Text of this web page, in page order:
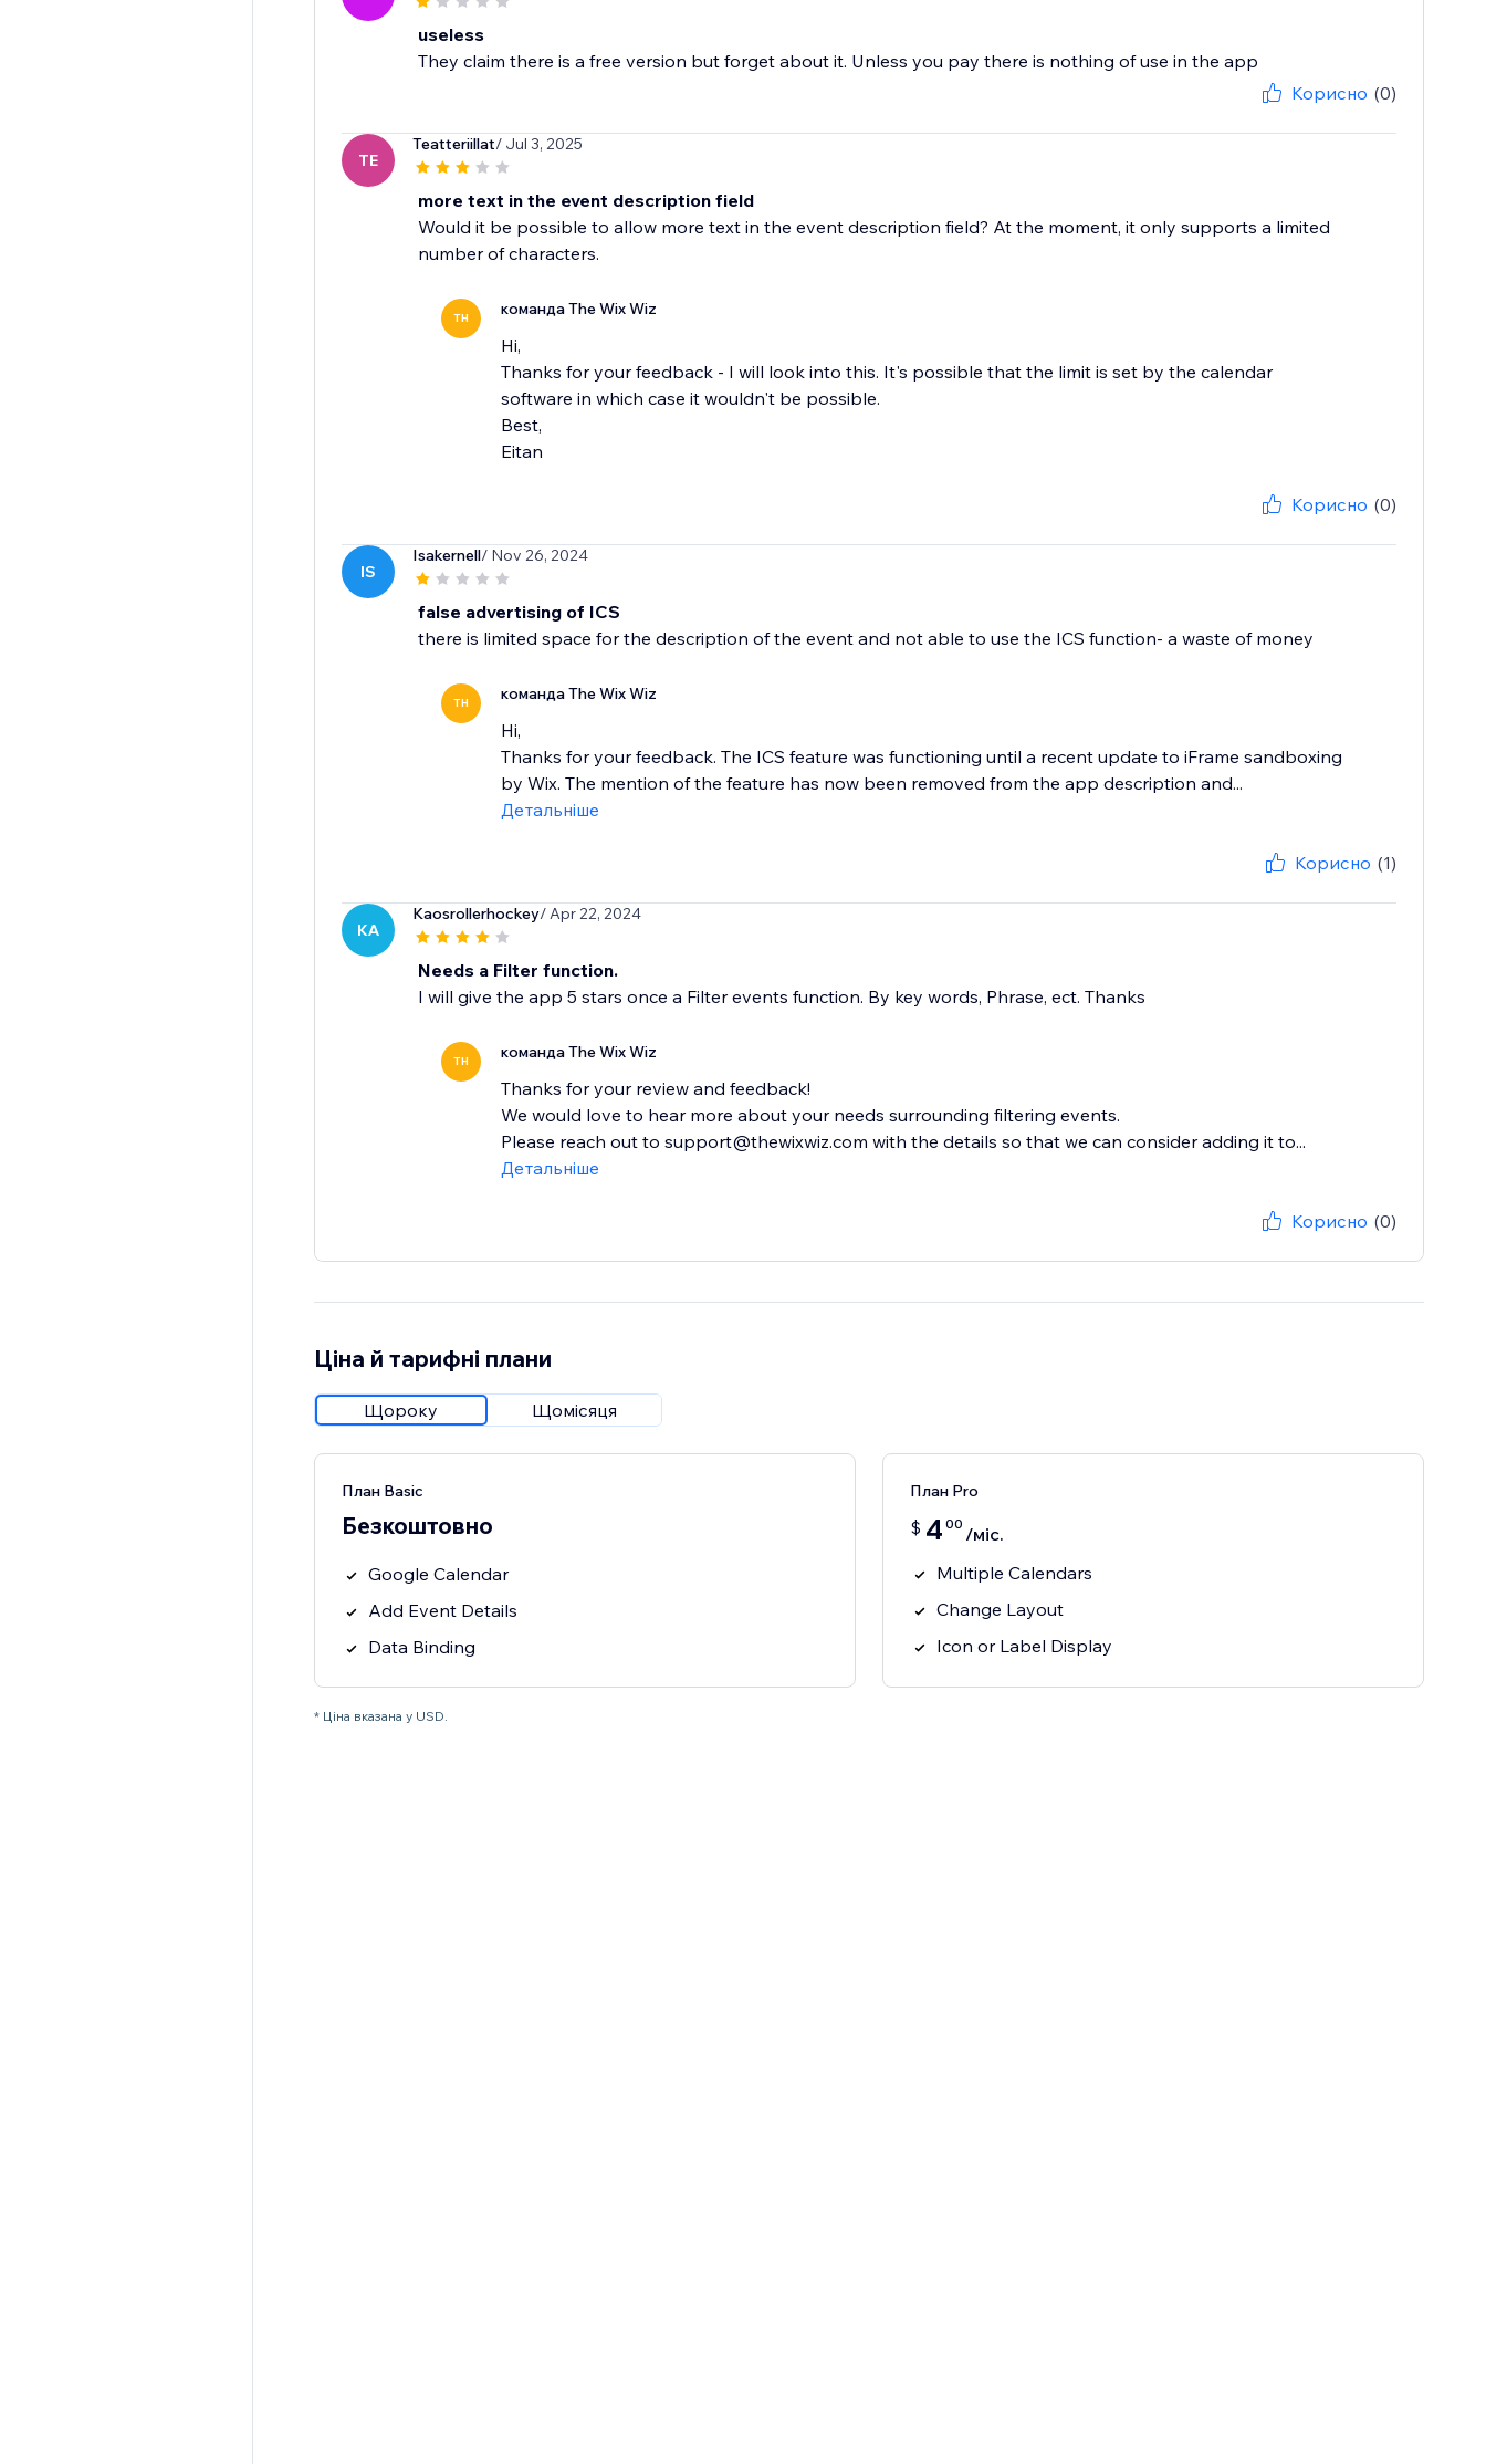
useless
They claim there is a free version but forget about it. Unless you pay there is nothing of use in the app
Корисно (0)
TE
Teatteriillat/ Jul 3, 2025
more text in the event description field
Would it be possible to allow more text in the event description field? At the moment, it only supports a limited
number of characters.
TH команда The Wix Wiz
Hi,
Thanks for your feedback - I will look into this. It's possible that the limit is set by the calendar
software in which case it wouldn't be possible.
Best,
Eitan
Корисно (0)
IS
Isakernell/ Nov 26, 2024
false advertising of ICS
there is limited space for the description of the event and not able to use the ICS function- a waste of money
TH команда The Wix Wiz
Hi,
Thanks for your feedback. The ICS feature was functioning until a recent update to iFrame sandboxing
by Wix. The mention of the feature has now been removed from the app description and...
Детальніше
Корисно (1)
KA
Kaosrollerhockey/ Apr 22, 2024
Needs a Filter function.
I will give the app 5 stars once a Filter events function. By key words, Phrase, ect. Thanks
TH команда The Wix Wiz
Thanks for your review and feedback!
We would love to hear more about your needs surrounding filtering events.
Please reach out to support@thewixwiz.com with the details so that we can consider adding it to...
Детальніше
Корисно (0)
Ціна й тарифні плани
Щороку Щомісяця
План Basic
Безкоштовно
Google Calendar
Add Event Details
Data Binding
План Pro
$ 4 00 /міс.
Multiple Calendars
Change Layout
Icon or Label Display
* Ціна вказана у USD.